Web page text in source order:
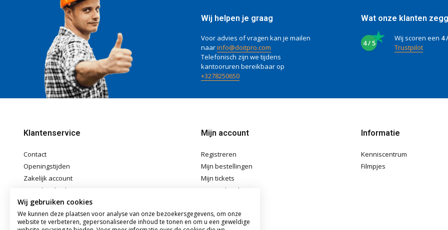
Wij helpen je graag
Voor advies of vragen kan je mailen
naarinfo@doitpro.com
Telefonisch zijn we tijdens
kantooruren bereikbaar op
+3278250650
Wat onze klanten
4 / 5
Wij scoren een 4
Trustpilot
Klantenservice
Contact
Openingstijden
Zakelijk account
Betaalmethoden
Verzenden & Afhalen
Algemene voorwaarden
Disclaimer
Mijn account
Registreren
Mijn bestellingen
Mijn tickets
Mijn verlanglijst
Informatie
Kenniscentrum
Filmpjes
Wij gebruiken cookies
We kunnen deze plaatsen voor analyse van onze bezoekersgegevens, om onze
website te verbeteren, gepersonaliseerde inhoud te tonen en om u een geweldige